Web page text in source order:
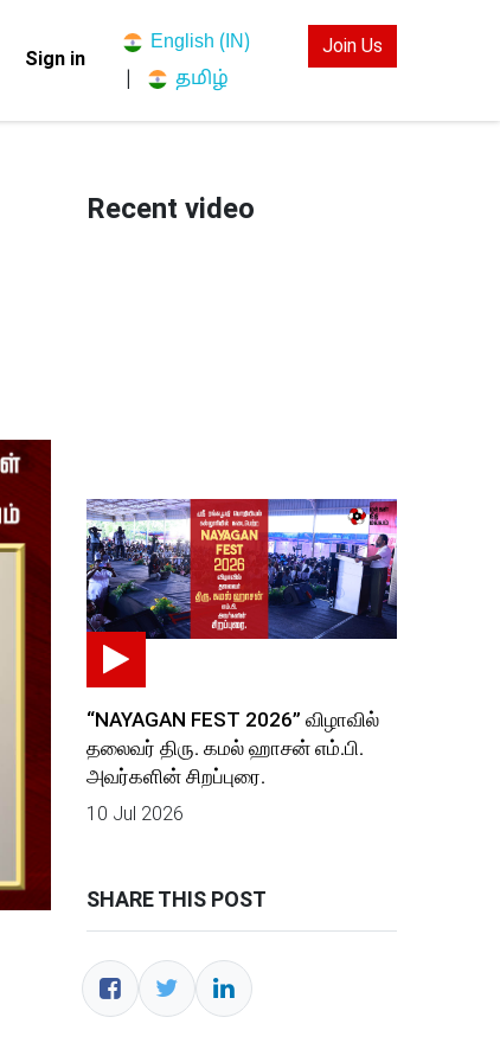
Sign in
English (IN)
தமிழ்
Join Us
Recent video
“NAYAGAN FEST 2026” விழாவில்
தலைவர் திரு. கமல் ஹாசன் எம்.பி.
அவர்களின் சிறப்புரை.
10 Jul 2026
SHARE THIS POST